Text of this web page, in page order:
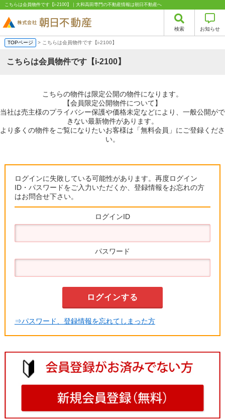
こちらは会員物件です【i-2100】｜大和高田専門の不動産情報は朝日不動産へ
検索 お知らせ
TOPページ > こちらは会員物件です【i-2100】
こちらは会員物件です【i-2100】
こちらの物件は限定公開の物件になります。
【会員限定公開物件について】
当社は売主様のプライバシー保護や価格未定などにより、一般公開がで
きない最新物件があります。
より多くの物件をご覧になりたいお客様は「無料会員」にご登録くださ
い。
ログインに失敗している可能性があります。再度ログイン
ID・パスワードをご入力いただくか、登録情報をお忘れの方
はお問合せ下さい。
ログインID
パスワード
⇒パスワード、登録情報を忘れてしまった方